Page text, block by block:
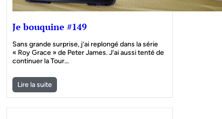
Je bouquine #149
Sans grande surprise, j’ai replongé dans la série
« Roy Grace » de Peter James. J’ai aussi tenté de
continuer la Tour…
Lire la suite